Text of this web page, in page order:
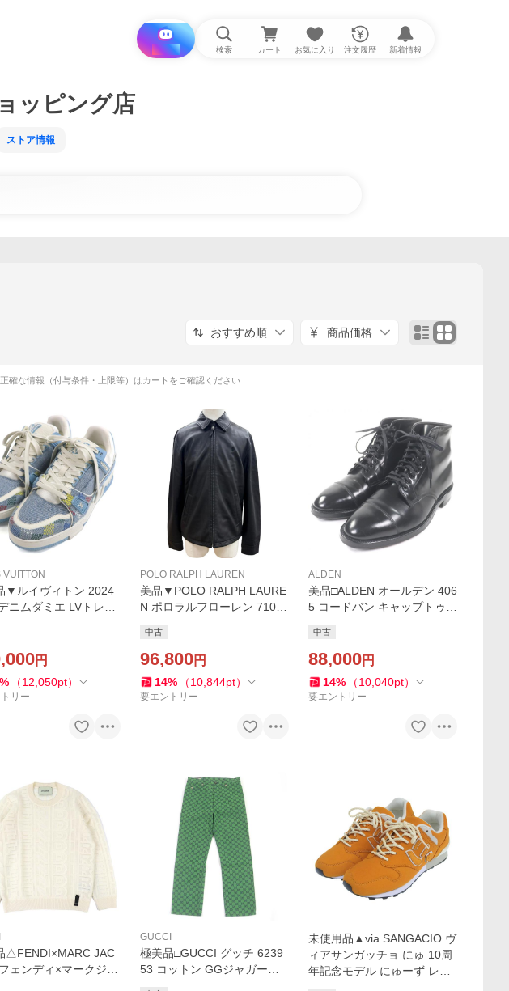
i と探す 検索 カート お気に入り 注文履歴 新着情報
ッピング店
ストア情報
おすすめ順 商品価格
確な情報（付与条件・上限等）はカートをご確認ください
VUITTON
▼ルイヴィトン 2024
ニムダミエ LVトレー
ブルー 6 箱・保存袋付
リア製 メンズ
円
% （12,050pt）
リー
POLO RALPH LAUREN
美品▼POLO RALPH LAURE
N ポロラルフローレン 71067
ウィングトップ ラムレザー
ジャケット ブラック S 正規
中古
96,800円
14% （10,844pt）
要エントリー
ALDEN
美品□ALDEN オールデン 406
5 コードバン キャップトゥ
ャッカーブーツ ブラック 7
保存袋付き USA製 メンズ
中古
88,000円
14% （10,040pt）
要エントリー
△FENDI×MARC JAC
ェンディ×マークジェ
GUCCI
極美品□GUCCI グッチ 6239
53 コットン GGジャガード
未使用品▲via SANGACIO ヴ
ィアサンガッチョ にゅ 10周
年記念モデル にゅーず レザ